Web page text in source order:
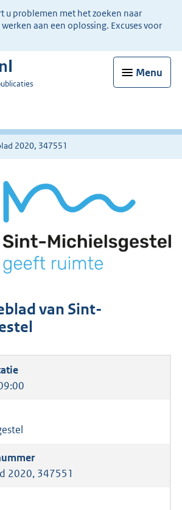
u problemen met het zoeken naar
aan een oplossing. Excuses voor
Menu
2020, 347551
van Sint-
2020, 347551